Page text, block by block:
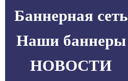
Баннерная сеть
Наши баннеры
НОВОСТИ